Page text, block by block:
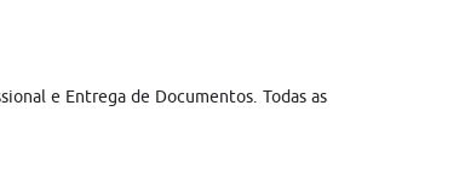
e Entrega de Documentos. Todas as